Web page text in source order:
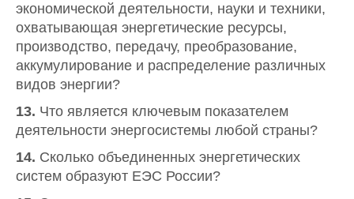
экономической деятельности, науки и техники,
охватывающая энергетические ресурсы,
производство, передачу, преобразование,
аккумулирование и распределение различных
видов энергии?
13. Что является ключевым показателем
деятельности энергосистемы любой страны?
14. Сколько объединенных энергетических
систем образуют ЕЭС России?